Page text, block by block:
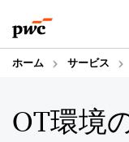
to
content
to
footer
ホーム サービス
OT環境